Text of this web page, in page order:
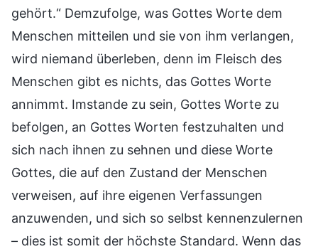
gehört.“ Demzufolge, was Gottes Worte dem
Menschen mitteilen und sie von ihm verlangen,
wird niemand überleben, denn im Fleisch des
Menschen gibt es nichts, das Gottes Worte
annimmt. Imstande zu sein, Gottes Worte zu
befolgen, an Gottes Worten festzuhalten und
sich nach ihnen zu sehnen und diese Worte
Gottes, die auf den Zustand der Menschen
verweisen, auf ihre eigenen Verfassungen
anzuwenden, und sich so selbst kennenzulernen
– dies ist somit der höchste Standard. Wenn das